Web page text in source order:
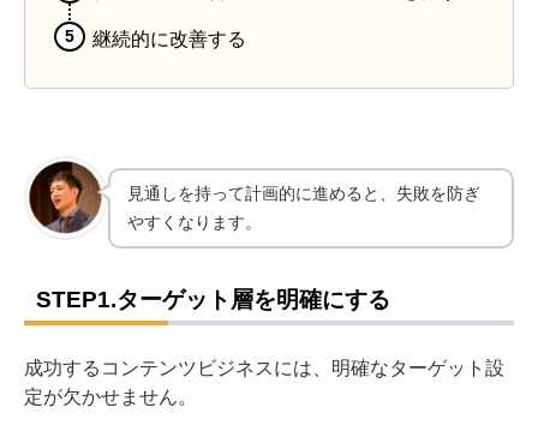
継続的に改善する
見通しを持って計画的に進めると、失敗を防ぎ
やすくなります。
STEP1.ターゲット層を明確にする
成功するコンテンツビジネスには、明確なターゲット設
定が欠かせません。